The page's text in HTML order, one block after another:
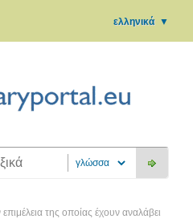
ελληνικά ▼
της οποίας έχουν αναλάβει